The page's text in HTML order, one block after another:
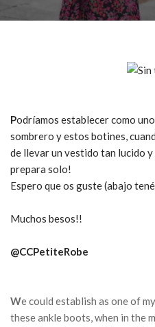
Podríamos establecer como
sombrero y estos botines,
de llevar un vestido tan lucido
prepara solo!
Espero que os guste (abajo
Muchos besos!!
@CCPetiteRobe
We could establish as one of
these ankle boots, when in the